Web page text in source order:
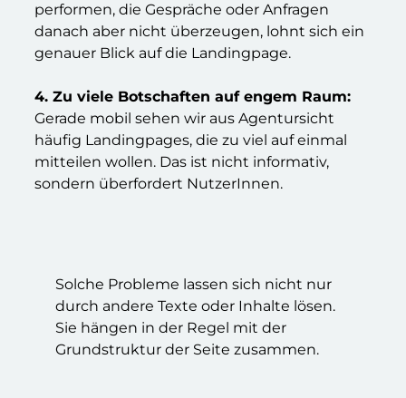
performen, die Gespräche oder Anfragen
danach aber nicht überzeugen, lohnt sich ein
genauer Blick auf die Landingpage.
4. Zu viele Botschaften auf engem Raum:
Gerade mobil sehen wir aus Agentursicht
häufig Landingpages, die zu viel auf einmal
mitteilen wollen. Das ist nicht informativ,
sondern überfordert NutzerInnen.
Solche Probleme lassen sich nicht nur
durch andere Texte oder Inhalte lösen.
Sie hängen in der Regel mit der
Grundstruktur der Seite zusammen.